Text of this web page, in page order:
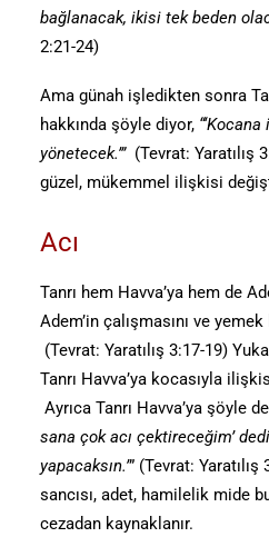
bağlanacak, ikisi tek beden
2:21-24)
Ama günah işledikten sonra
hakkında şöyle diyor,
yönetecek.’”(Tevrat: Yaratılış
güzel, mükemmel ilişkisi
Acı
Tanrı hem Havva’ya hem de
Adem’in çalışmasını ve yemek
(Tevrat: Yaratılış 3:17-19)
Tanrı Havva’ya kocasıyla
Ayrıca Tanrı Havva’ya şöyle
sana çok acı çektireceğim’
yapacaksın.’” (Tevrat:
sancısı, adet, hamilelik mide
cezadan kaynaklanır.